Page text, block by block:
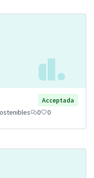
Acceptada
0 0